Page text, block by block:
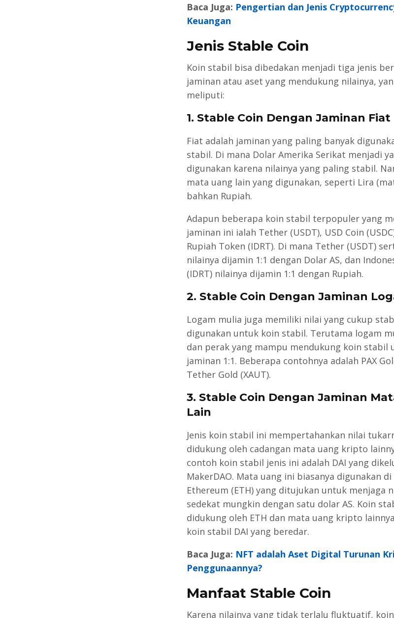
Baca Juga: Pengertian dan Jenis
Keuangan
Jenis Stable Coin
Koin stabil bisa dibedakan menjadi tiga jenis
jaminan atau aset yang mendukung nilainya,
meliputi:
1. Stable Coin Dengan Jaminan Fiat
Fiat adalah jaminan yang paling banyak
stabil. Di mana Dolar Amerika Serikat menjadi
digunakan karena nilainya yang paling stabil.
mata uang lain yang digunakan, seperti Lira
bahkan Rupiah.
Adapun beberapa koin stabil terpopuler yang
jaminan ini ialah Tether (USDT), USD Coin
Rupiah Token (IDRT). Di mana Tether (USDT)
nilainya dijamin 1:1 dengan Dolar AS, dan
(IDRT) nilainya dijamin 1:1 dengan Rupiah.
2. Stable Coin Dengan Jaminan
Logam mulia juga memiliki nilai yang cukup
digunakan untuk koin stabil. Terutama logam
dan perak yang mampu mendukung koin stabil
jaminan 1:1. Beberapa contohnya adalah PAX
Tether Gold (XAUT).
3. Stable Coin Dengan Jaminan
Lain
Jenis koin stabil ini mempertahankan nilai
didukung oleh cadangan mata uang kripto
contoh koin stabil jenis ini adalah DAI yang
MakerDAO. Mata uang ini biasanya digunakan
Ethereum (ETH) yang ditujukan untuk menjaga
sedekat mungkin dengan satu dolar AS. Koin
didukung oleh ETH dan mata uang kripto
koin stabil DAI yang beredar.
Baca Juga: NFT adalah Aset Digital Turunan
Penggunaannya?
Manfaat Stable Coin
Karena nilainya yang tidak terlalu fluktuatif,